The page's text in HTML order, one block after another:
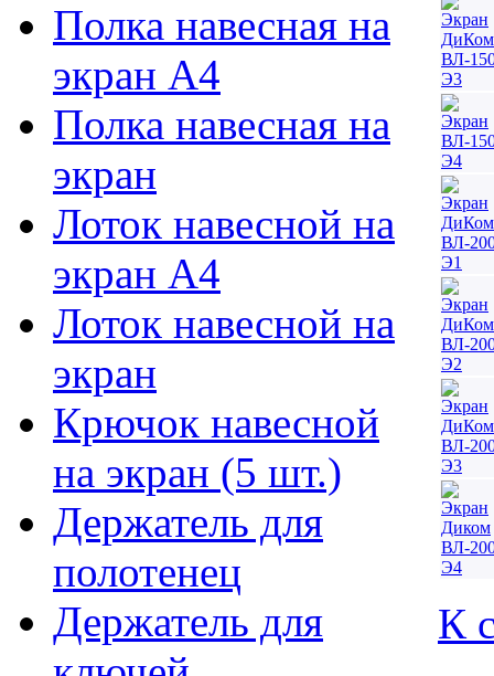
Полка навесная на
экран А4
Полка навесная на
экран
Лоток навесной на
экран А4
Лоток навесной на
экран
Крючок навесной
на экран (5 шт.)
Держатель для
полотенец
Держатель для
К